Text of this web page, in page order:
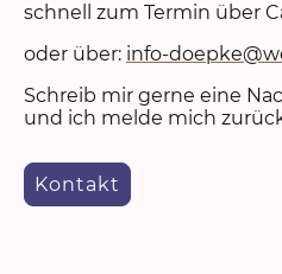
schnell zum Termin über
oder über: info-
Schreib mir gerne eine
und ich melde mich
Kontakt